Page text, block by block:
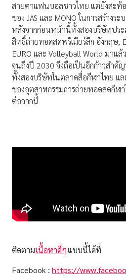
สายตาแฟนบอลชาวไทย แต่ยังสะท้
ของ JAS และ MONO ในการสร้าง
หลังจากก่อนหน้านี้ทั้งสองบริษัทประ
สิทธิ์ถ่ายทอดสดพรีเมียร์ลีก อังกฤษ,
EURO และ Volleyball World มาแล้
จนถึงปี 2030 จึงถือเป็นอีกก้าวสำคั
ทั้งสองบริษัทในตลาดสื่อกีฬาไทย แ
ของอุตสาหกรรมการถ่ายทอดสดกีฬ
ต่อจากนี้
ติดตามเนื้อหาดีๆแบบนี้ได้ที่
Facebook : https://